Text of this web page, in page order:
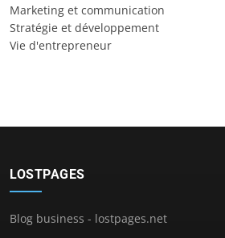
Marketing et communication
Stratégie et développement
Vie d'entrepreneur
LOSTPAGES
Blog business - lostpages.net